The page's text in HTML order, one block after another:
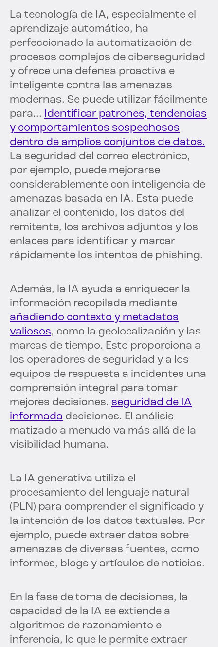
La tecnología de IA, especialmente el
aprendizaje automático, ha
perfeccionado la automatización de
procesos complejos de ciberseguridad
y ofrece una defensa proactiva e
inteligente contra las amenazas
modernas. Se puede utilizar fácilmente
para... Identificar patrones, tendencias
y comportamientos sospechosos
dentro de amplios conjuntos de datos.
La seguridad del correo electrónico,
por ejemplo, puede mejorarse
considerablemente con inteligencia de
amenazas basada en IA. Esta puede
analizar el contenido, los datos del
remitente, los archivos adjuntos y los
enlaces para identificar y marcar
rápidamente los intentos de phishing.
Además, la IA ayuda a enriquecer la
información recopilada mediante
añadiendo contexto y metadatos
valiosos, como la geolocalización y las
marcas de tiempo. Esto proporciona a
los operadores de seguridad y a los
equipos de respuesta a incidentes una
comprensión integral para tomar
mejores decisiones. seguridad de IA
informada decisiones. El análisis
matizado a menudo va más allá de la
visibilidad humana.
La IA generativa utiliza el
procesamiento del lenguaje natural
(PLN) para comprender el significado y
la intención de los datos textuales. Por
ejemplo, puede extraer datos sobre
amenazas de diversas fuentes, como
informes, blogs y artículos de noticias.
En la fase de toma de decisiones, la
capacidad de la IA se extiende a
algoritmos de razonamiento e
inferencia, lo que le permite extraer